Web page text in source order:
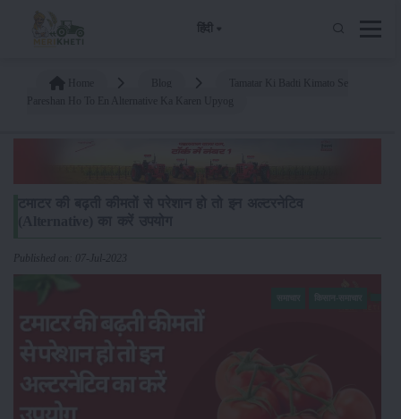
हिंदी
Published on: 07-Jul-2023